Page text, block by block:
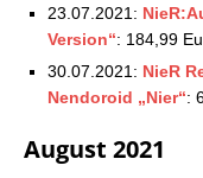
23.07.2021:
Version“: 184,99
30.07.2021: NieR
Nendoroid „Nier“:
August 2021